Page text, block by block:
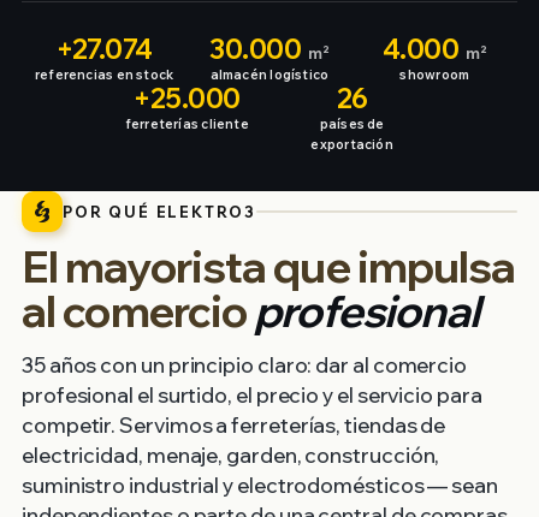
+27.074
referencias en stock
30.000 m²
almacén logístico
4.000 m²
showroom
+25.000
ferreterías cliente
26
países de
exportación
POR QUÉ ELEKTRO3
El mayorista que impulsa
al comercioprofesional
35 años con un principio claro: dar al comercio
profesional el surtido, el precio y el servicio para
competir. Servimos a ferreterías, tiendas de
electricidad, menaje, garden, construcción,
suministro industrial y electrodomésticos — sean